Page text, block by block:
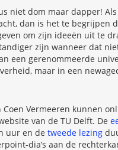
niet dom maar dapper!
dan is het te begrijpen
om zijn ideeën uit te
zijn wanneer dat
een gerenommeerde
maar in een
Coen Vermeeren kunnen
van de TU Delft. De
uur en de tweede lezing
dia’s aan de